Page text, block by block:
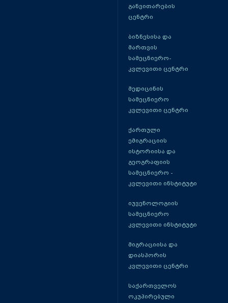
განვითარების
ცენტრი
ბიზნესისა და
მართვის
სამეცნიერო-
კვლევითი ცენტრი
მედიცინის
სამეცნიერო
კვლევითი ცენტრი
ქართული
ემიგრაციის
ისტორიისა და
გეოგრაფიის
სამეცნიერო -
კვლევითი ინსტიტუტი
იუვენოლოგიის
სამეცნიერო
კვლევითი ინსტიტუტი
მიგრაციისა და
დიასპორის
კვლევითი ცენტრი
საქართველოს
ოკუპირებული